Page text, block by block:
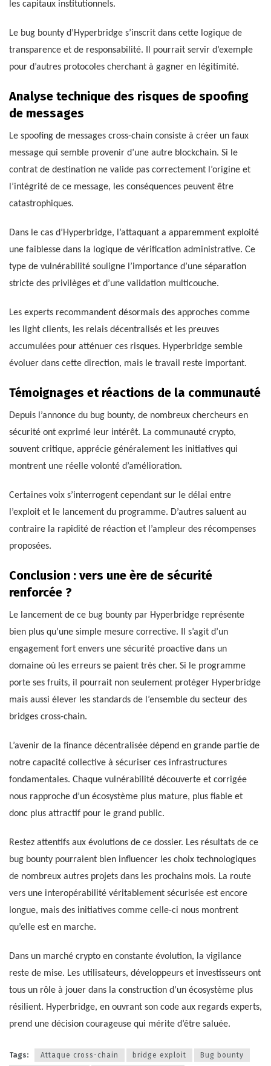
les capitaux institutionnels.
Le bug bounty d’Hyperbridge s’inscrit dans cette logique de
transparence et de responsabilité. Il pourrait servir d’exemple
pour d’autres protocoles cherchant à gagner en légitimité.
Analyse technique des risques de spoofing
de messages
Le spoofing de messages cross-chain consiste à créer un faux
message qui semble provenir d’une autre blockchain. Si le
contrat de destination ne valide pas correctement l’origine et
l’intégrité de ce message, les conséquences peuvent être
catastrophiques.
Dans le cas d’Hyperbridge, l’attaquant a apparemment exploité
une faiblesse dans la logique de vérification administrative. Ce
type de vulnérabilité souligne l’importance d’une séparation
stricte des privilèges et d’une validation multicouche.
Les experts recommandent désormais des approches comme
les light clients, les relais décentralisés et les preuves
accumulées pour atténuer ces risques. Hyperbridge semble
évoluer dans cette direction, mais le travail reste important.
Témoignages et réactions de la communauté
Depuis l’annonce du bug bounty, de nombreux chercheurs en
sécurité ont exprimé leur intérêt. La communauté crypto,
souvent critique, apprécie généralement les initiatives qui
montrent une réelle volonté d’amélioration.
Certaines voix s’interrogent cependant sur le délai entre
l’exploit et le lancement du programme. D’autres saluent au
contraire la rapidité de réaction et l’ampleur des récompenses
proposées.
Conclusion : vers une ère de sécurité
renforcée ?
Le lancement de ce bug bounty par Hyperbridge représente
bien plus qu’une simple mesure corrective. Il s’agit d’un
engagement fort envers une sécurité proactive dans un
domaine où les erreurs se paient très cher. Si le programme
porte ses fruits, il pourrait non seulement protéger Hyperbridge
mais aussi élever les standards de l’ensemble du secteur des
bridges cross-chain.
L’avenir de la finance décentralisée dépend en grande partie de
notre capacité collective à sécuriser ces infrastructures
fondamentales. Chaque vulnérabilité découverte et corrigée
nous rapproche d’un écosystème plus mature, plus fiable et
donc plus attractif pour le grand public.
Restez attentifs aux évolutions de ce dossier. Les résultats de ce
bug bounty pourraient bien influencer les choix technologiques
de nombreux autres projets dans les prochains mois. La route
vers une interopérabilité véritablement sécurisée est encore
longue, mais des initiatives comme celle-ci nous montrent
qu’elle est en marche.
Dans un marché crypto en constante évolution, la vigilance
reste de mise. Les utilisateurs, développeurs et investisseurs ont
tous un rôle à jouer dans la construction d’un écosystème plus
résilient. Hyperbridge, en ouvrant son code aux regards experts,
prend une décision courageuse qui mérite d’être saluée.
Tags: Attaque cross-chain bridge exploit
Bug bounty